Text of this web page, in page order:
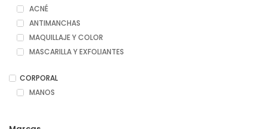
ACNÉ
ANTIMANCHAS
MAQUILLAJE Y COLOR
MASCARILLA Y EXFOLIANTES
CORPORAL
MANOS